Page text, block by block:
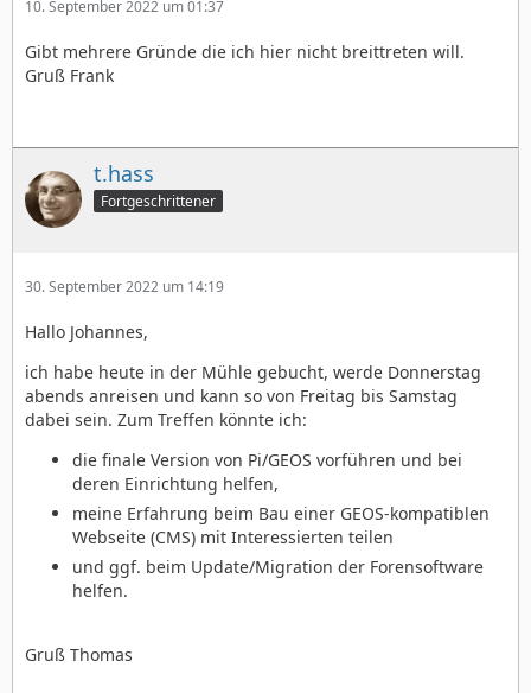
10. September 2022 um 01:37
Gibt mehrere Gründe die ich hier nicht breittreten will.
Gruß Frank
t.hass
Fortgeschrittener
30. September 2022 um 14:19
Hallo Johannes,
ich habe heute in der Mühle gebucht, werde Donnerstag
abends anreisen und kann so von Freitag bis Samstag
dabei sein. Zum Treffen könnte ich:
die finale Version von Pi/GEOS vorführen und bei
deren Einrichtung helfen,
meine Erfahrung beim Bau einer GEOS-kompatiblen
Webseite (CMS) mit Interessierten teilen
und ggf. beim Update/Migration der Forensoftware
helfen.
Gruß Thomas